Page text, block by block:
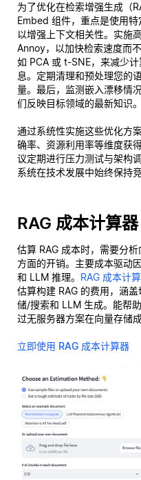
为了优化在检索增强生成（
Embed 组件，重点是使用特
以增强上下文相关性。实施
Annoy，以加快检索速度而
如 PCA 或 t-SNE，来减少
息。定期清理和预处理您的
量。最后，监测嵌入漂移情
们反映目标领域的最新知识。
通过系统性实施这些优化方
确率、资源利用率等维度获
议定期进行压力测试与架构
系统在技术发展中始终保持竞
RAG 成本计算器
估算 RAG 成本时，需要分
方面的开销。主要成本驱动
和 LLM 推理。 RAG 成本计
估算构建 RAG 的费用，涵
储/搜索和 LLM 生成。能帮
过无服务器方案在向量存储
立即使用 RAG 成本计算器